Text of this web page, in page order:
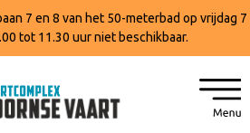
7 en 8 van het 50-meterbad op vrijdag 7
tot 11.30 uur niet beschikbaar.